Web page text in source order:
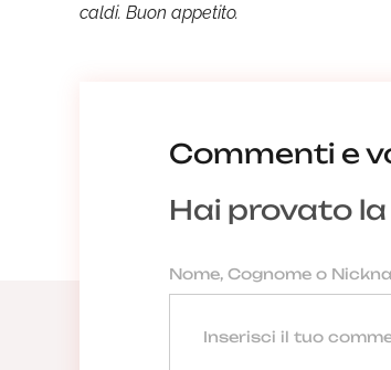
caldi. Buon appetito.
Commenti e
Hai provato